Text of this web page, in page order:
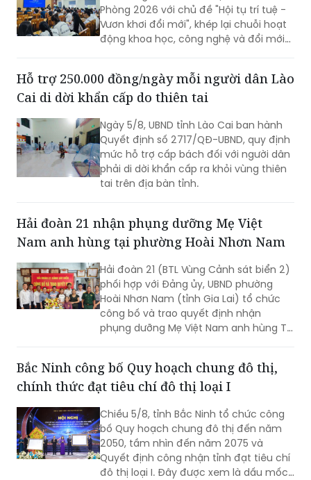
Phòng 2026 với chủ đề "Hội tụ trí tuệ -
Vươn khơi đổi mới", khép lại chuỗi hoạt
động khoa học, công nghệ và đổi mới
Hỗ trợ 250.000 đồng/ngày mỗi người dân Lào
Cai di dời khẩn cấp do thiên tai
Ngày 5/8, UBND tỉnh Lào Cai ban hành
Quyết định số 2717/QĐ-UBND, quy định
mức hỗ trợ cấp bách đối với người dân
phải di dời khẩn cấp ra khỏi vùng thiên
tai trên địa bàn tỉnh.
Hải đoàn 21 nhận phụng dưỡng Mẹ Việt
Nam anh hùng tại phường Hoài Nhơn Nam
Hải đoàn 21 (BTL Vùng Cảnh sát biển 2)
phối hợp với Đảng ủy, UBND phường
Hoài Nhơn Nam (tỉnh Gia Lai) tổ chức
công bố và trao quyết định nhận
phụng dưỡng Mẹ Việt Nam anh hùng Từ
Gia Lai)
Bắc Ninh công bố Quy hoạch chung đô thị,
chính thức đạt tiêu chí đô thị loại I
Chiều 5/8, tỉnh Bắc Ninh tổ chức công
bố Quy hoạch chung đô thị đến năm
2050, tầm nhìn đến năm 2075 và
Quyết định công nhận tỉnh đạt tiêu chí
đô thị loại I. Đây được xem là dấu mốc